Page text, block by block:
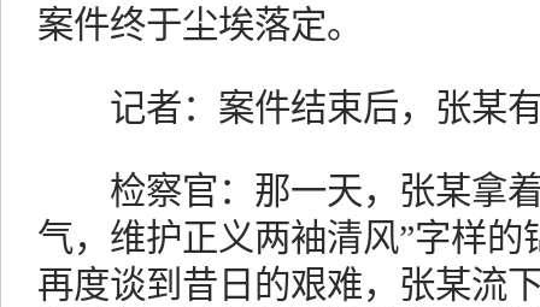
案件终于尘埃落定。
记者：案件结束后，张某有
检察官：那一天，张某拿着
气，维护正义两袖清风”字样
再度谈到昔日的艰难，张某流